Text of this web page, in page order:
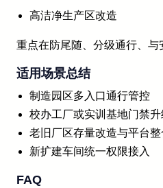
高洁净生产区改造
重点在防尾随、分级通行、与
适用场景总结
制造园区多入口通行管控
校办工厂或实训基地门禁升
老旧厂区存量改造与平台整
新扩建车间统一权限接入
FAQ